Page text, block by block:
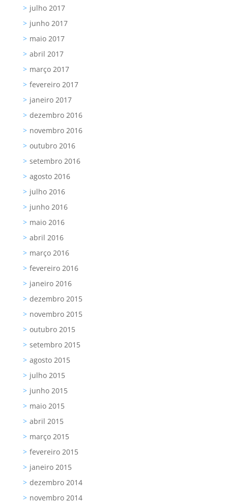
julho 2017
junho 2017
maio 2017
abril 2017
março 2017
fevereiro 2017
janeiro 2017
dezembro 2016
novembro 2016
outubro 2016
setembro 2016
agosto 2016
julho 2016
junho 2016
maio 2016
abril 2016
março 2016
fevereiro 2016
janeiro 2016
dezembro 2015
novembro 2015
outubro 2015
setembro 2015
agosto 2015
julho 2015
junho 2015
maio 2015
abril 2015
março 2015
fevereiro 2015
janeiro 2015
dezembro 2014
novembro 2014